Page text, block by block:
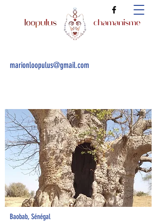
marionloopulus@gmail.com
Baobab, Sénégal